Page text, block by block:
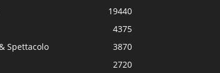
19440
4375
Spettacolo
3870
2720